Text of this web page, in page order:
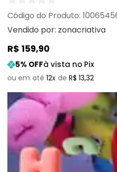
:
Vendido por: zonacriativa
R$ 159,90
5% OFFà vista no Pix
12 R$ 13,32